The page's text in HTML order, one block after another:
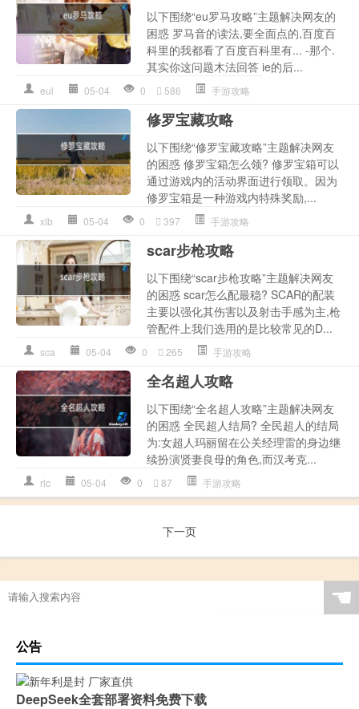
以下围绕“eu罗马攻略”主题解决网友的
困惑 罗马音的读法,要全面点的,百度百
科里的我都看了百度百科里有... -那个.
其实你这问题木法回答 ie的后...
eul 05-04 0 586 手游攻略
修罗宝藏攻略
以下围绕“修罗宝藏攻略”主题解决网友
的困惑 修罗宝箱怎么领? 修罗宝箱可以
通过游戏内的活动界面进行领取。因为
修罗宝箱是一种游戏内特殊奖励,...
xlb 05-04 0 397 手游攻略
scar步枪攻略
以下围绕“scar步枪攻略”主题解决网友
的困惑 scar怎么配最稳? SCAR的配装
主要以强化其伤害以及射击手感为主,枪
管配件上我们选用的是比较常见的D...
sca 05-04 0 265 手游攻略
全名超人攻略
以下围绕“全名超人攻略”主题解决网友
的困惑 全民超人结局? 全民超人的结局
为:女超人玛丽留在公关经理雷的身边继
续扮演贤妻良母的角色,而汉考克...
rlc 05-04 0 87 手游攻略
下一页
☚
公告
DeepSeek全套部署资料免费下载